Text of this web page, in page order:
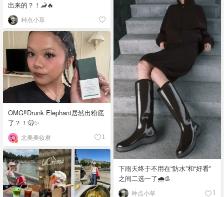
出来的？！🦂🔥
种点小草
下雨天终于不用在“防水”和“好看”
之间二选一了🌧️👢
种点小草 1
OMG‼️Drunk Elephant居然出粉底
了？！🫢✨
北美美妆君 1